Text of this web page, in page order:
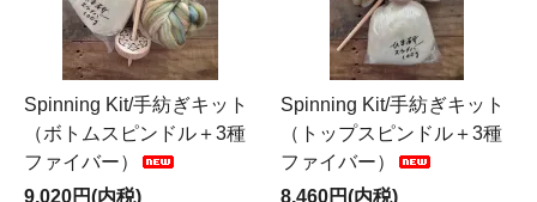
Spinning Kit/手紡ぎキット
（ボトムスピンドル＋3種
ファイバー）
9,020円(内税)
Spinning Kit/手紡ぎキット
（トップスピンドル＋3種
ファイバー）
8,460円(内税)